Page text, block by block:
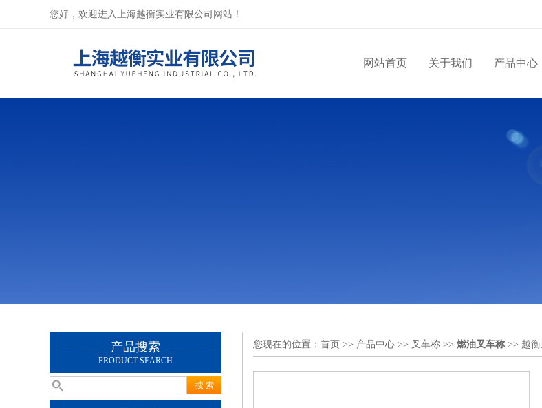
您好，欢迎进入上海越衡实业有限公司网站！
网站首页 关于我们 产品中心
产品搜索
PRODUCT SEARCH
您现在的位置： 首页 >> 产品中心 >> 叉车称 >> 燃油叉车称 >> 越